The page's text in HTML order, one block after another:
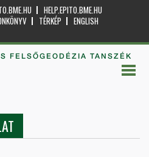
HELP.EPITO.BME.HU
TÉRKÉP
ENGLISH
FELSŐGEODÉZIA TANSZÉK